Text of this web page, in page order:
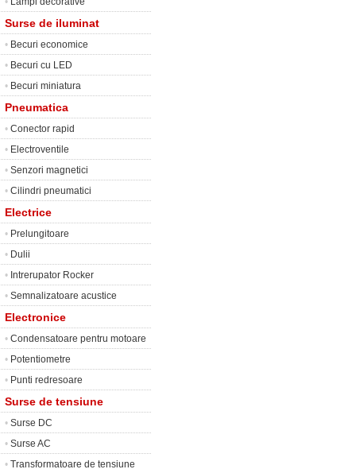
Surse de iluminat
• Becuri economice
• Becuri cu LED
• Becuri miniatura
Pneumatica
• Conector rapid
• Electroventile
• Senzori magnetici
• Cilindri pneumatici
Electrice
• Prelungitoare
• Dulii
• Intrerupator Rocker
• Semnalizatoare acustice
Electronice
• Condensatoare pentru motoare
• Potentiometre
• Punti redresoare
Surse de tensiune
• Surse DC
• Surse AC
• Transformatoare de tensiune